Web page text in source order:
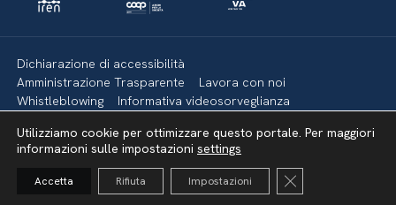
Dichiarazione di accessibilità
Amministrazione Trasparente
Lavora con noi
Whistleblowing
Informativa videosorveglianza
Mappa del sito
Torna su
Utilizziamo cookie per ottimizzare questo portale. Per maggiori
informazioni sulle impostazioni settings
Accetta Rifiuta Impostazioni Close GDPR